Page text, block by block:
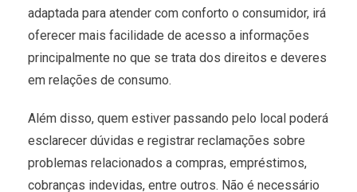
adaptada para atender com conforto o consumidor, irá
oferecer mais facilidade de acesso a informações
principalmente no que se trata dos direitos e deveres
em relações de consumo.
Além disso, quem estiver passando pelo local poderá
esclarecer dúvidas e registrar reclamações sobre
problemas relacionados a compras, empréstimos,
cobranças indevidas, entre outros. Não é necessário